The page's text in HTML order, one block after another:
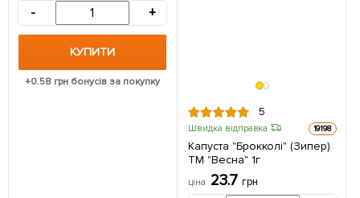
- +
КУПИТИ
+0.58 грн бонусів за покупку
5
Швидка відправка 19198
Капуста "Брокколі" (Зипер)
ТМ "Весна" 1г
ціна 23.7 грн